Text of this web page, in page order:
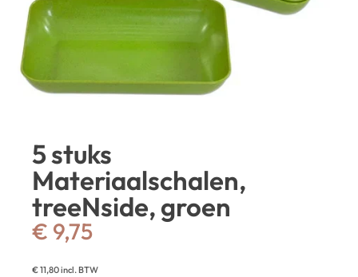
5 stuks
Materiaalschalen,
treeNside, groen
€ 9,75
€11,80incl. BTW